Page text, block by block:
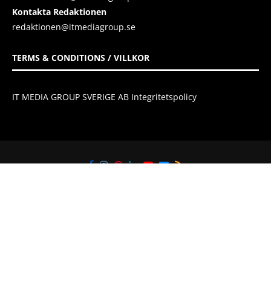
Kontakta Redaktionen
redaktionen@itmediagroup.se
TERMS & CONDITIONS / VILLKOR
IT MEDIA GROUP SVERIGE AB Integritetspolicy